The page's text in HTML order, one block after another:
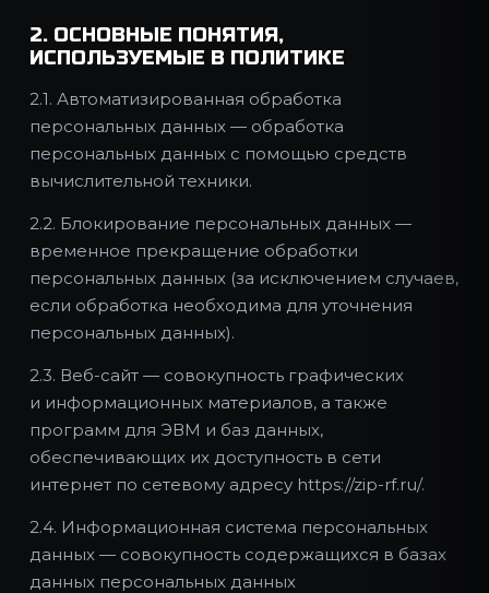
2. ОСНОВНЫЕ ПОНЯТИЯ,
ИСПОЛЬЗУЕМЫЕ В ПОЛИТИКЕ
2.1. Автоматизированная обработка
персональных данных — обработка
персональных данных с помощью средств
вычислительной техники.
2.2. Блокирование персональных данных —
временное прекращение обработки
персональных данных (за исключением случаев,
если обработка необходима для уточнения
персональных данных).
2.3. Веб-сайт — совокупность графических
и информационных материалов, а также
программ для ЭВМ и баз данных,
обеспечивающих их доступность в сети
интернет по сетевому адресу https://zip-rf.ru/.
2.4. Информационная система персональных
данных — совокупность содержащихся в базах
данных персональных данных